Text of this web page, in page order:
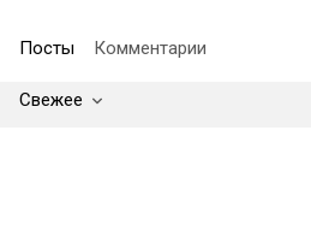
Посты Комментарии
Свежее